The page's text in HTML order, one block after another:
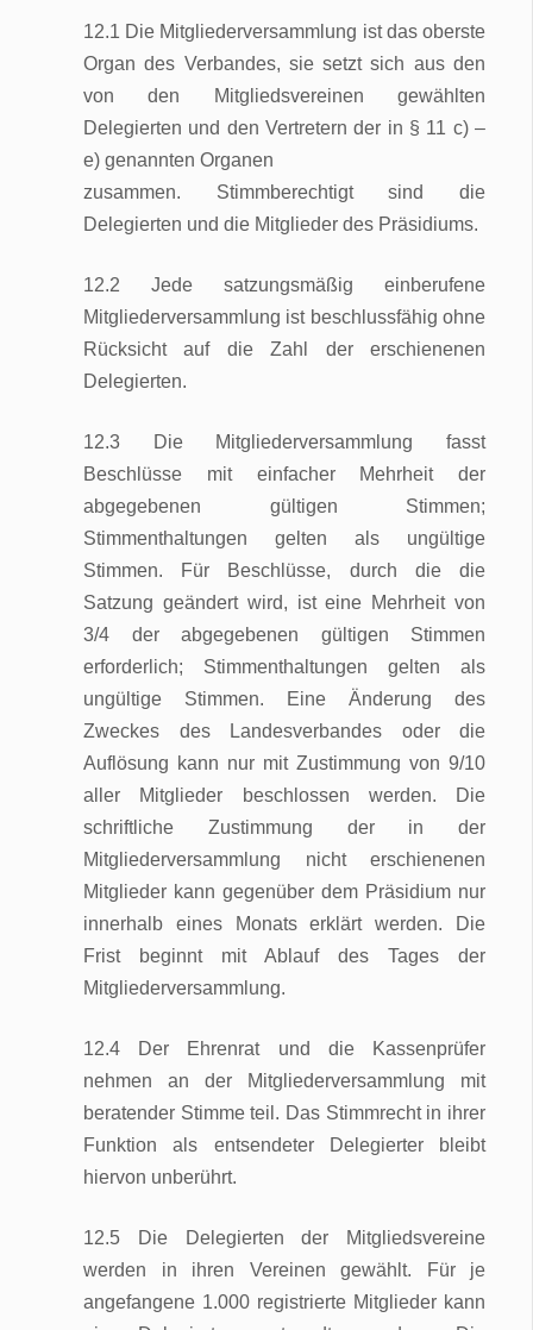
12.1 Die Mitgliederversammlung ist das oberste
Organ des Verbandes, sie setzt sich aus den
von den Mitgliedsvereinen gewählten
Delegierten und den Vertretern der in § 11 c) –
e) genannten Organen
zusammen. Stimmberechtigt sind die
Delegierten und die Mitglieder des Präsidiums.
12.2 Jede satzungsmäßig einberufene
Mitgliederversammlung ist beschlussfähig ohne
Rücksicht auf die Zahl der erschienenen
Delegierten.
12.3 Die Mitgliederversammlung fasst
Beschlüsse mit einfacher Mehrheit der
abgegebenen gültigen Stimmen;
Stimmenthaltungen gelten als ungültige
Stimmen. Für Beschlüsse, durch die die
Satzung geändert wird, ist eine Mehrheit von
3/4 der abgegebenen gültigen Stimmen
erforderlich; Stimmenthaltungen gelten als
ungültige Stimmen. Eine Änderung des
Zweckes des Landesverbandes oder die
Auflösung kann nur mit Zustimmung von 9/10
aller Mitglieder beschlossen werden. Die
schriftliche Zustimmung der in der
Mitgliederversammlung nicht erschienenen
Mitglieder kann gegenüber dem Präsidium nur
innerhalb eines Monats erklärt werden. Die
Frist beginnt mit Ablauf des Tages der
Mitgliederversammlung.
12.4 Der Ehrenrat und die Kassenprüfer
nehmen an der Mitgliederversammlung mit
beratender Stimme teil. Das Stimmrecht in ihrer
Funktion als entsendeter Delegierter bleibt
hiervon unberührt.
12.5 Die Delegierten der Mitgliedsvereine
werden in ihren Vereinen gewählt. Für je
angefangene 1.000 registrierte Mitglieder kann